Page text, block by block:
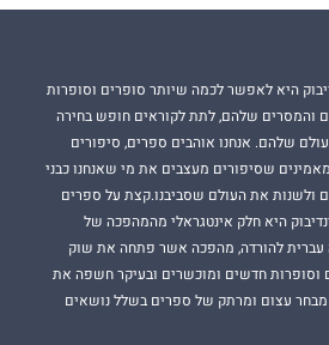
היא לאפשר לכמה שיותר סופרים וסופרות
והמסרים שלהם, לתת לקוראים חופש בחירה
שלהם. אנחנו אוהבים ספרים, סיפורים
מאמינים שסיפורים מעצבים את מי שאנחנו כבני
ולשנות את העולם שסביבנו.קצת על ספרים
היא חלק אינטגראלי מהמהפכה של
עברית להורדה, מהפכה אשר פתחה את שוק
וסופרות חדשים ומוכשרים ובעיקר חשפה את
עצום ומרתק של ספרים בשלל נושאים